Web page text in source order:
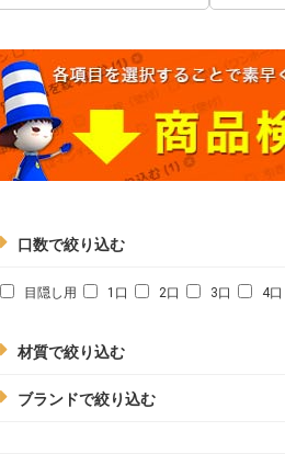
口数で絞り込む
目隠し用 1口 2口 3口 4口
材質で絞り込む
ブランドで絞り込む